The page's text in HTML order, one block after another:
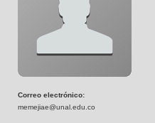
Correo electrónico:
memejiae@unal.edu.co